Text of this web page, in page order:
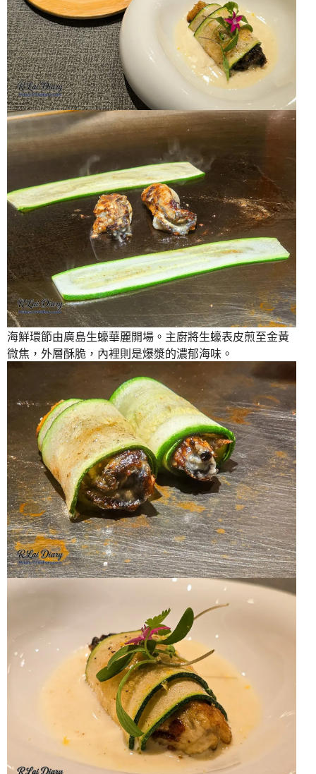
海鮮環節由廣島生蠔華麗開場。主廚將生蠔表皮煎至金黃
微焦，外層酥脆，內裡則是爆漿的濃郁海味。